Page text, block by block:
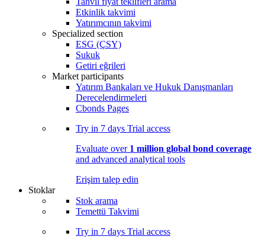
Etkinlik takvimi
Yatırımcının takvimi
Specialized section
ESG (ÇSY)
Sukuk
Getiri eğrileri
Market participants
Yatırım Bankaları ve Hukuk Danışmanları
Derecelendirmeleri
Cbonds Pages
Try in 7 days Trial access
Evaluate over 1 million global bond coverage
and advanced analytical tools
Erişim talep edin
Stoklar
Stok arama
Temettü Takvimi
Try in 7 days Trial access